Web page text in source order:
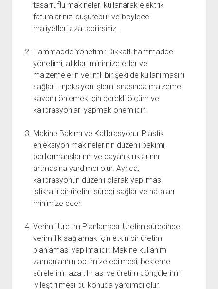
tasarruflu makineleri kullanarak elektrik
faturalarınızı düşürebilir ve böylece
maliyetleri azaltabilirsiniz.
Hammadde Yönetimi: Dikkatli hammadde
yönetimi, atıkları minimize eder ve
malzemelerin verimli bir şekilde kullanılmasını
sağlar. Enjeksiyon işlemi sırasında malzeme
kaybını önlemek için gerekli ölçüm ve
kalibrasyonları yapmak önemlidir.
Makine Bakımı ve Kalibrasyonu: Plastik
enjeksiyon makinelerinin düzenli bakımı,
performanslarının ve dayanıklılıklarının
artmasına yardımcı olur. Ayrıca,
kalibrasyonun düzenli olarak yapılması,
istikrarlı bir üretim süreci sağlar ve hataları
minimize eder.
Verimli Üretim Planlaması: Üretim sürecinde
verimlilik sağlamak için etkin bir üretim
planlaması yapılmalıdır. Makine kullanım
zamanlarının optimize edilmesi, bekleme
sürelerinin azaltılması ve üretim döngülerinin
iyileştirilmesi bu konuda yardımcı olur.